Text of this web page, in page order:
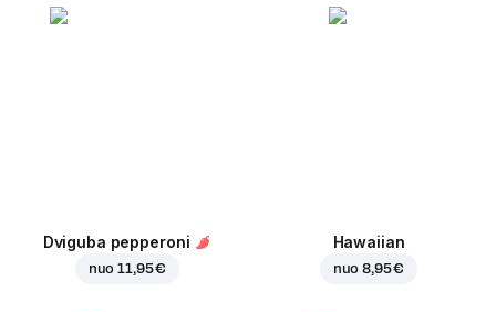
Dviguba pepperoni
nuo11,95 €
Hawaiian
nuo8,95 €